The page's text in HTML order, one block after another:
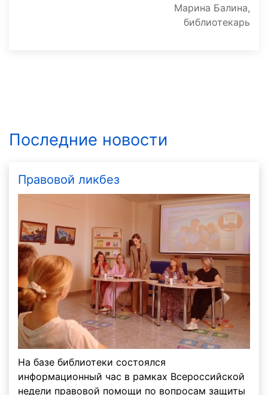
Марина Балина,
библиотекарь
Последние новости
Правовой ликбез
На базе библиотеки состоялся
информационный час в рамках Всероссийской
недели правовой помощи по вопросам защиты